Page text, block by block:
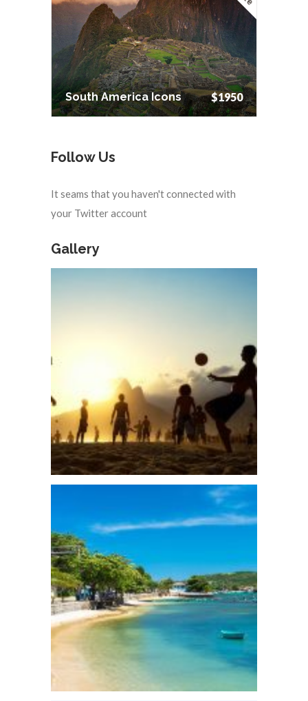
South America Icons $1950
South America Icons $1950
Follow Us
It seams that you haven't connected with
your Twitter account
Gallery